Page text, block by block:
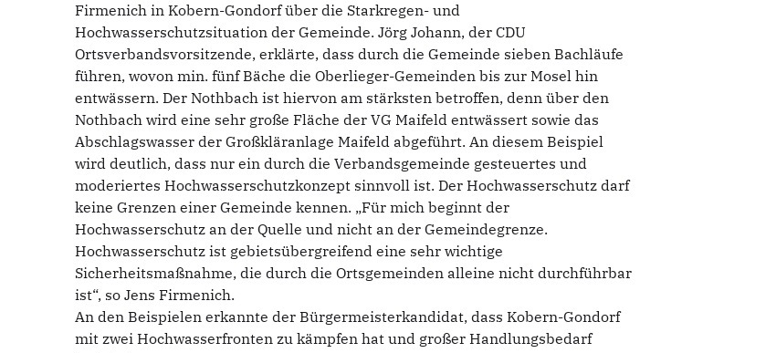
Firmenich in Kobern-Gondorf über die Starkregen- und
Hochwasserschutzsituation der Gemeinde. Jörg Johann, der CDU
Ortsverbandsvorsitzende, erklärte, dass durch die Gemeinde sieben Bachläufe
führen, wovon min. fünf Bäche die Oberlieger-Gemeinden bis zur Mosel hin
entwässern. Der Nothbach ist hiervon am stärksten betroffen, denn über den
Nothbach wird eine sehr große Fläche der VG Maifeld entwässert sowie das
Abschlagswasser der Großkläranlage Maifeld abgeführt. An diesem Beispiel
wird deutlich, dass nur ein durch die Verbandsgemeinde gesteuertes und
moderiertes Hochwasserschutzkonzept sinnvoll ist. Der Hochwasserschutz darf
keine Grenzen einer Gemeinde kennen. „Für mich beginnt der
Hochwasserschutz an der Quelle und nicht an der Gemeindegrenze.
Hochwasserschutz ist gebietsübergreifend eine sehr wichtige
Sicherheitsmaßnahme, die durch die Ortsgemeinden alleine nicht durchführbar
ist“, so Jens Firmenich.
An den Beispielen erkannte der Bürgermeisterkandidat, dass Kobern-Gondorf
mit zwei Hochwasserfronten zu kämpfen hat und großer Handlungsbedarf